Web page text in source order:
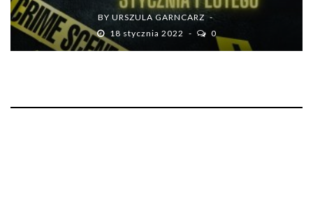
BY URSZULA GARNCARZ
18 stycznia 2022
0